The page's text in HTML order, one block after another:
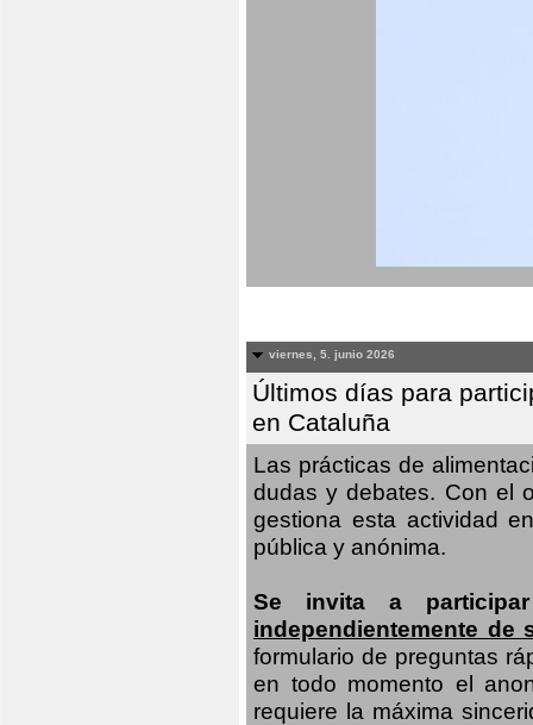
viernes, 5. junio 2026
Últimos días para
en Cataluña
Las prácticas de
dudas y debates. Con el
gestiona esta actividad
pública y anónima.
Se invita a
independientemente
formulario de preguntas
en todo momento el
requiere la máxima